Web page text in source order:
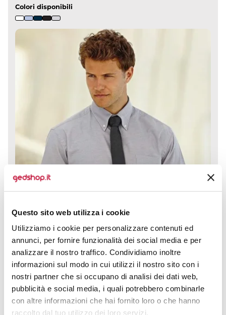
Questo sito web utilizza i cookie
Utilizziamo i cookie per personalizzare contenuti ed
annunci, per fornire funzionalità dei social media e per
analizzare il nostro traffico. Condividiamo inoltre
informazioni sul modo in cui utilizzi il nostro sito con i
nostri partner che si occupano di analisi dei dati web,
pubblicità e social media, i quali potrebbero combinarle
con altre informazioni che hai fornito loro o che hanno
raccolto dal tuo utilizzo dei loro servizi.
Colori disponibili
Camicia uomo Oxford maniche corte con tasca sul
petto è la soluzione ideale per chi cerca uno stile